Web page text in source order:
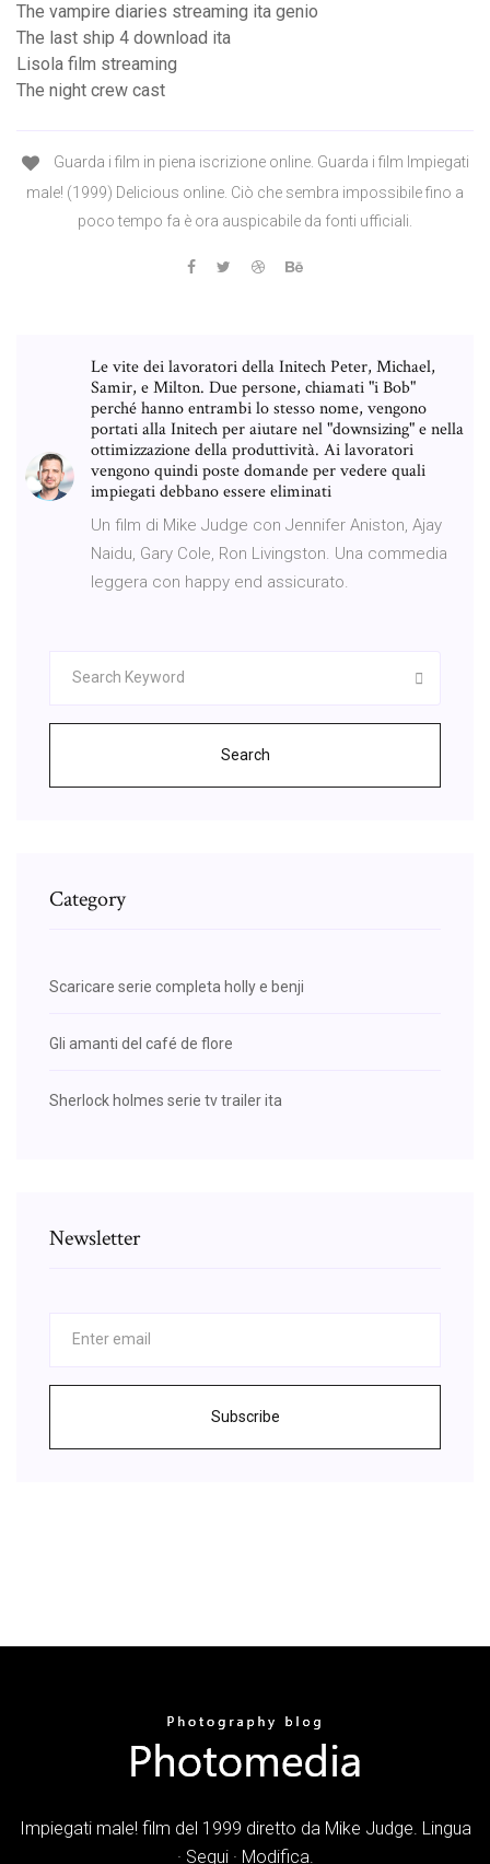
The vampire diaries streaming ita genio
The last ship 4 download ita
Lisola film streaming
The night crew cast
Guarda i film in piena iscrizione online. Guarda i film Impiegati
male! (1999) Delicious online. Ciò che sembra impossibile fino a
poco tempo fa è ora auspicabile da fonti ufficiali.
Le vite dei lavoratori della Initech Peter, Michael,
Samir, e Milton. Due persone, chiamati "i Bob"
perché hanno entrambi lo stesso nome, vengono
portati alla Initech per aiutare nel "downsizing" e nella
ottimizzazione della produttività. Ai lavoratori
vengono quindi poste domande per vedere quali
impiegati debbano essere eliminati
Un film di Mike Judge con Jennifer Aniston, Ajay
Naidu, Gary Cole, Ron Livingston. Una commedia
leggera con happy end assicurato.
Search
Category
Scaricare serie completa holly e benji
Gli amanti del café de flore
Sherlock holmes serie tv trailer ita
Newsletter
Subscribe
Impiegati male! film del 1999 diretto da Mike Judge. Lingua
· Segui · Modifica.